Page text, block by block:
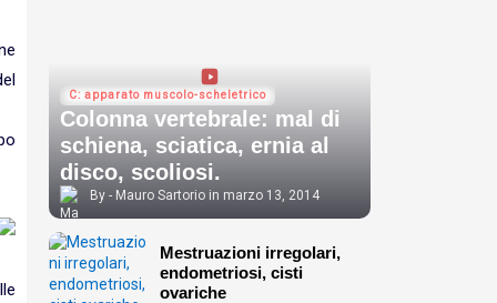
C: apparato muscolo-scheletrico
Colonna vertebrale: mal di
schiena, sciatica, ernia al
disco, scoliosi.
Mauro Sartorio marzo 13, 2014
Mestruazioni irregolari,
endometriosi, cisti
ovariche